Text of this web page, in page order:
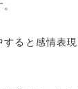
すると感情表